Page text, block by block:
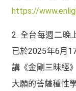
https://
2. 全台每週二晚
已於2025年6月
講《金剛三昧經
大願的菩薩種性